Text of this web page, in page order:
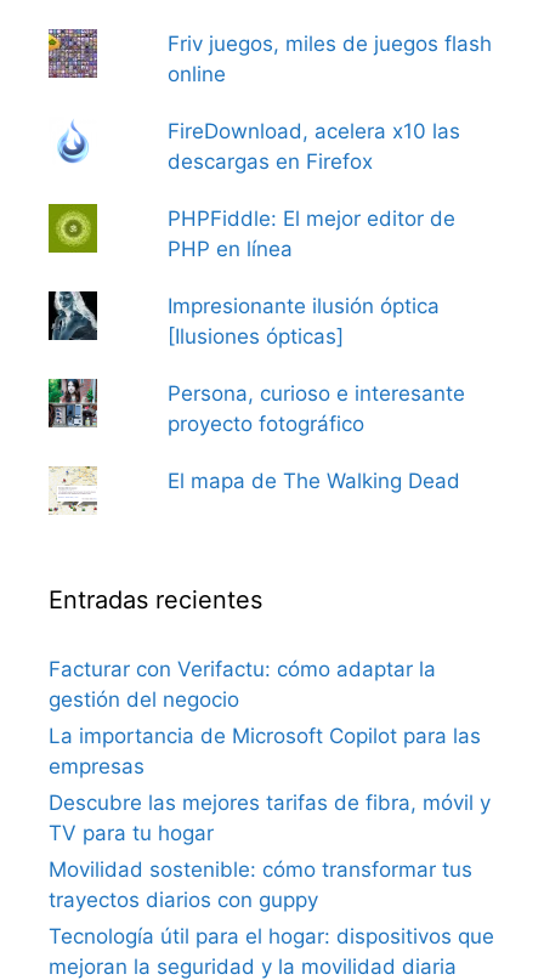
Friv juegos, miles de juegos flash
online
FireDownload, acelera x10 las
descargas en Firefox
PHPFiddle: El mejor editor de
PHP en línea
Impresionante ilusión óptica
[Ilusiones ópticas]
Persona, curioso e interesante
proyecto fotográfico
El mapa de The Walking Dead
Entradas recientes
Facturar con Verifactu: cómo adaptar la
gestión del negocio
La importancia de Microsoft Copilot para las
empresas
Descubre las mejores tarifas de fibra, móvil y
TV para tu hogar
Movilidad sostenible: cómo transformar tus
trayectos diarios con guppy
Tecnología útil para el hogar: dispositivos que
mejoran la seguridad y la movilidad diaria